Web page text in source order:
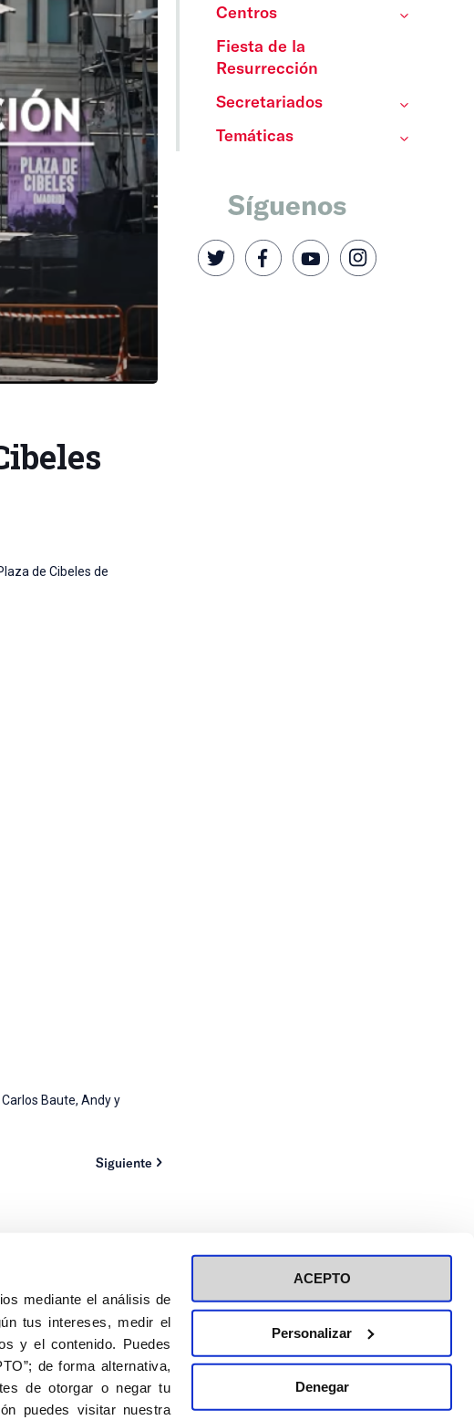
mediante el análisis de
tus intereses, medir el
y el contenido. Puedes
de forma alternativa,
de otorgar o negar tu
puedes visitar nuestra
ACEPTO
Personalizar
Denegar
de Cibeles de
Baute, Andy y
Siguiente
Centros
Fiesta de la
Resurrección
Secretariados
Temáticas
Síguenos
Inscripción a eventos
Política de privacidad de RRSS
Política de cookies